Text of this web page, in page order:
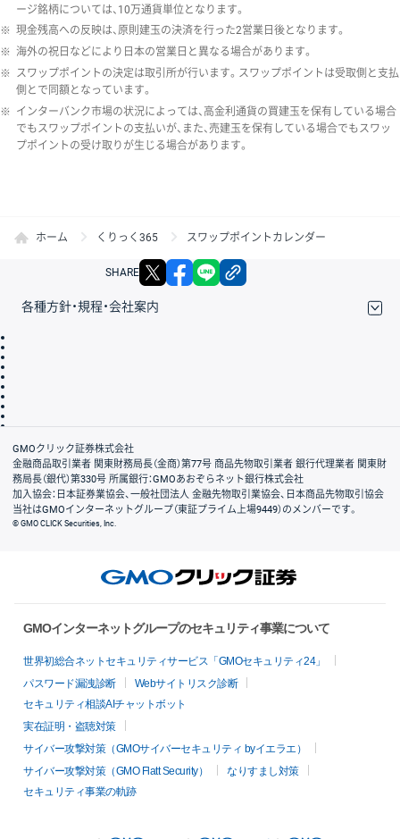
ージ銘柄については、10万通貨単位となります。
※ 現金残高への反映は、原則建玉の決済を行った2営業日後となります。
※ 海外の祝日などにより日本の営業日と異なる場合があります。
※ スワップポイントの決定は取引所が行います。スワップポイントは受取側と支払
側とで同額となっています。
※ インターバンク市場の状況によっては、高金利通貨の買建玉を保有している場合
でもスワップポイントの支払いが、また、売建玉を保有している場合でもスワッ
プポイントの受け取りが生じる場合があります。
ホーム くりっく365 スワップポイントカレンダー
SHARE X facebook
各種方針・規程・会社案内
会社案内
GMOクリック証券株式会社
金融商品取引業者 関東財務局長（金商）第77号 商品先物取引業者 銀行代理業者 関東財
務局長（銀代）第330号 所属銀行：GMOあおぞらネット銀行株式会社
加入協会：日本証券業協会、一般社団法人 金融先物取引業協会、日本商品先物取引協会
当社はGMOインターネットグループ（東証プライム上場9449）のメンバーです。
© GMO CLICK Securities, Inc.
GMOインターネットグループのセキュリティ事業について
世界初総合ネットセキュリティサービス「GMOセキュリティ24」
パスワード漏洩診断
Webサイトリスク診断
セキュリティ相談AIチャットボット
実在証明・盗聴対策
サイバー攻撃対策（GMOサイバーセキュリティ byイエラエ）
サイバー攻撃対策（GMO Flatt Security）
なりすまし対策
セキュリティ事業の軌跡